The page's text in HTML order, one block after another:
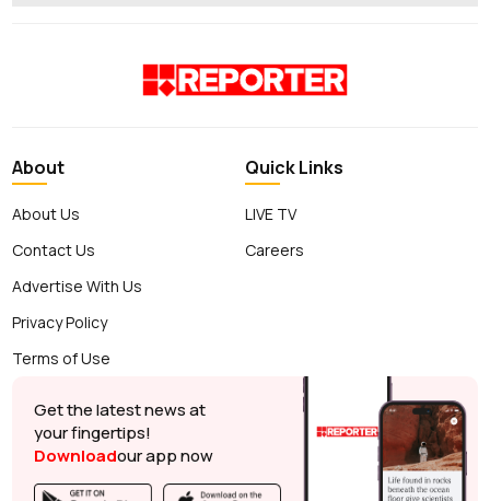
About
About Us
Contact Us
Advertise With Us
Privacy Policy
Terms of Use
Quick Links
LIVE TV
Careers
Get the latest news at
your fingertips!
Downloadour app now